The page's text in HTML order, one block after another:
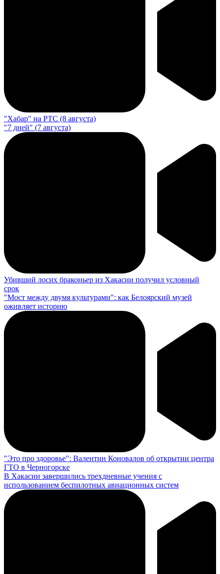
"Хабар" на РТС (8 августа)
"7 дней" (7 августа)
Убивший лосих браконьер из Хакасии получил условный
срок
"Мост между двумя культурами": как Белоярский музей
оживляет историю
"Это про здоровье": Валентин Коновалов об открытии центра
ГТО в Черногорске
В Хакасии завершились трехдневные учения с
использованием беспилотных авиационных систем